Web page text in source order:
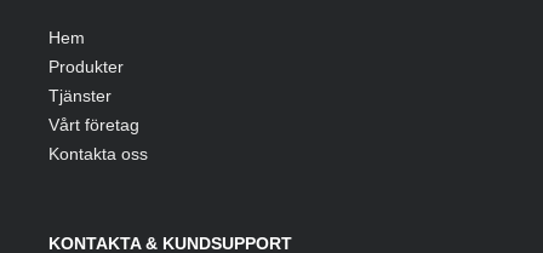
Hem
Produkter
Tjänster
Vårt företag
Kontakta oss
KONTAKTA & KUNDSUPPORT